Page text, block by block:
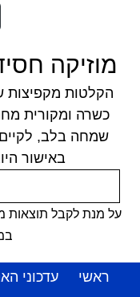
מוזיקה
הקלטות מקפיצות
כשרה ומקורית
שמחה בלב,
באישור
על מנת לקבל תוצאות
ראשי עדכוני